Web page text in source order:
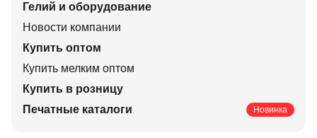
Гелий и оборудование
Новости компании
Купить оптом
Купить мелким оптом
Купить в розницу
Печатные каталоги
Новинка